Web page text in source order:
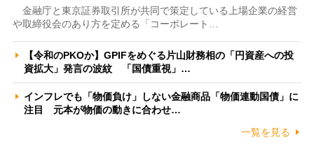
金融庁と東京証券取引所が共同で策定している上場企業の経営
や取締役会のあり方を定める「コーポレート…
【令和のPKOか】GPIFをめぐる片山財務相の「円資産への投
資拡大」発言の波紋 「国債重視」…
インフレでも「物価負け」しない金融商品「物価連動国債」に
注目 元本が物価の動きに合わせ…
一覧を見る